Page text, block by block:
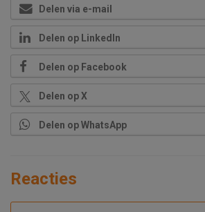
Delen via e-mail
Delen op LinkedIn
Delen op Facebook
Delen op X
Delen op WhatsApp
Reacties